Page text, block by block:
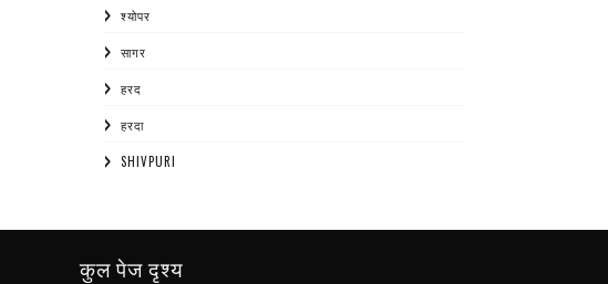
श्योपर
सागर
हरद
हरदा
SHIVPURI
कुल पेज दृश्य